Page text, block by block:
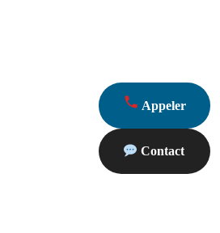
Appeler
Contact